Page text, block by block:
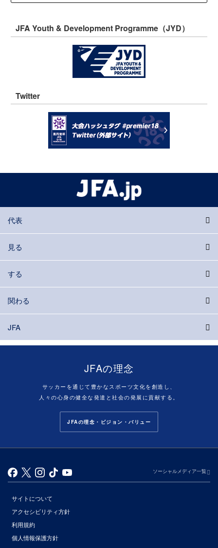
JFA Youth & Development Programme（JYD）
Twitter
代表
見る
する
関わる
JFA
JFAの理念
サッカーを通じて豊かなスポーツ文化を創造し、
人々の心身の健全な発達と社会の発展に貢献する。
JFAの理念・ビジョン・バリュー
ソーシャルメディア一覧
サイトについて
アクセシビリティ方針
利用規約
個人情報保護方針